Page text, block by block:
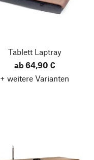
Tablett Laptray
ab 64,90 €
+ weitere Varianten